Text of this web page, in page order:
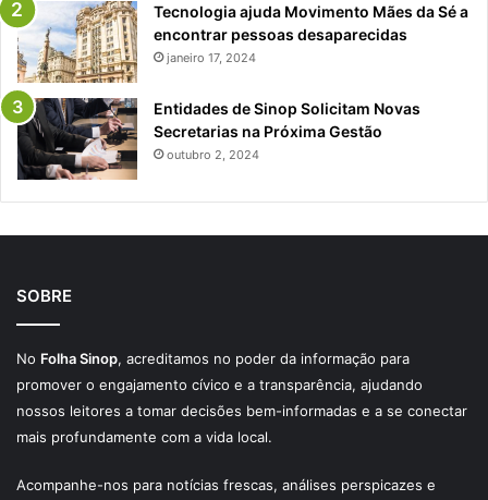
Tecnologia ajuda Movimento Mães da Sé a
encontrar pessoas desaparecidas
janeiro 17, 2024
Entidades de Sinop Solicitam Novas
Secretarias na Próxima Gestão
outubro 2, 2024
SOBRE
No Folha Sinop, acreditamos no poder da informação para
promover o engajamento cívico e a transparência, ajudando
nossos leitores a tomar decisões bem-informadas e a se conectar
mais profundamente com a vida local.
Acompanhe-nos para notícias frescas, análises perspicazes e